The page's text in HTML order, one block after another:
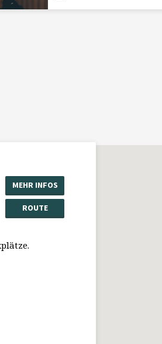
MEHR INFOS
ROUTE